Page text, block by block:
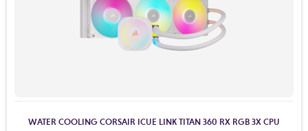
WATER COOLING CORSAIR ICUE LINK TITAN 360 RX RGB 3X CPU